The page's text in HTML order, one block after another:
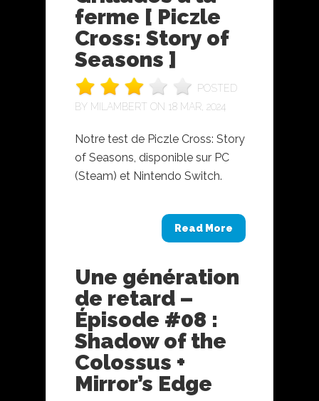
ferme [ Piczle
Cross: Story of
Seasons ]
POSTED
BY MILAMBERT ON 18 MAR, 2024
Notre test de Piczle Cross: Story
of Seasons, disponible sur PC
(Steam) et Nintendo Switch.
Read More
Une génération
de retard –
Épisode #08 :
Shadow of the
Colossus +
Mirror’s Edge